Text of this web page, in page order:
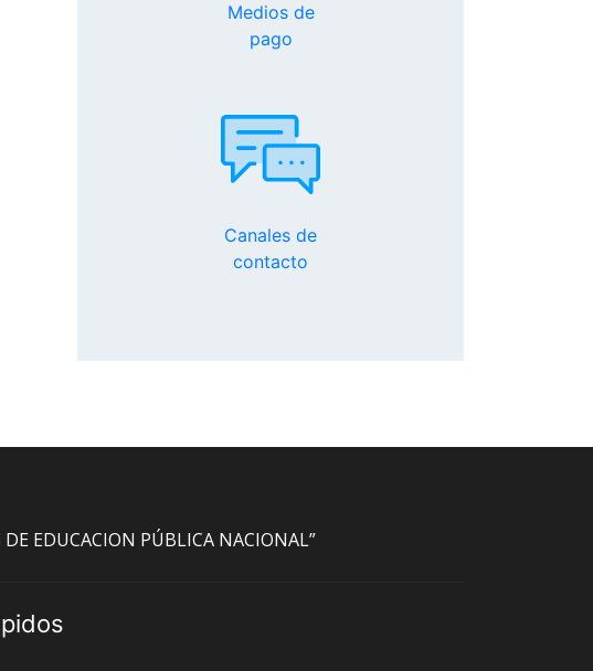
Medios de
pago
Canales de
contacto
EDUCACION PÚBLICA NACIONAL”